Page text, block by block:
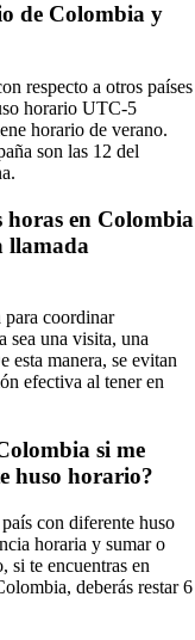
de Colombia y
respecto a otros países
horario UTC-5
horario de verano.
son las 12 del
horas en Colombia
llamada
para coordinar
sea una visita, una
esta manera, se evitan
efectiva al tener en
si me
huso horario?
con diferente huso
horaria y sumar o
si te encuentras en
deberás restar 6